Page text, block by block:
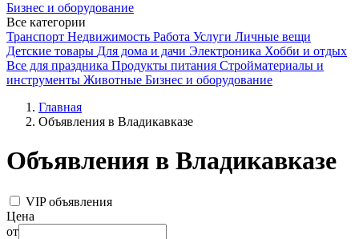
Бизнес и оборудование
Все категории
Транспорт Недвижимость Работа Услуги Личные вещи
Детские товары Для дома и дачи Электроника Хобби и отдых
Все для праздника Продукты питания Стройматериалы и
инструменты Животные Бизнес и оборудование
Главная
Объявления в Владикавказе
Объявления в Владикавказе
VIP объявления
Цена
от